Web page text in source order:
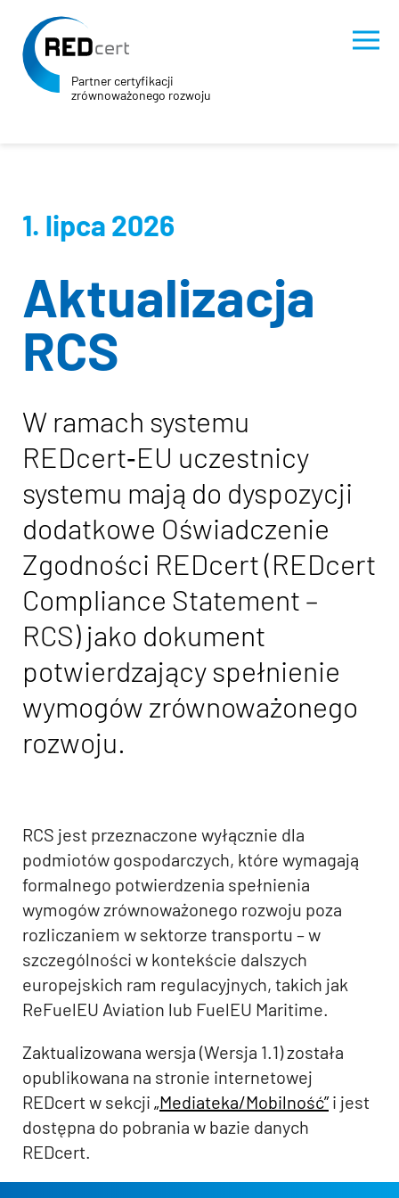
Partner certyfikacji
zrównoważonego rozwoju
1. lipca 2026
Aktualizacja
RCS
W ramach systemu
REDcert‑EU uczestnicy
systemu mają do dyspozycji
dodatkowe Oświadczenie
Zgodności REDcert (REDcert
Compliance Statement –
RCS) jako dokument
potwierdzający spełnienie
wymogów zrównoważonego
rozwoju.
RCS jest przeznaczone wyłącznie dla
podmiotów gospodarczych, które wymagają
formalnego potwierdzenia spełnienia
wymogów zrównoważonego rozwoju poza
rozliczaniem w sektorze transportu – w
szczególności w kontekście dalszych
europejskich ram regulacyjnych, takich jak
ReFuelEU Aviation lub FuelEU Maritime.
Zaktualizowana wersja (Wersja 1.1) została
opublikowana na stronie internetowej
REDcert w sekcji „Mediateka/Mobilność”i jest
dostępna do pobrania w bazie danych
REDcert.